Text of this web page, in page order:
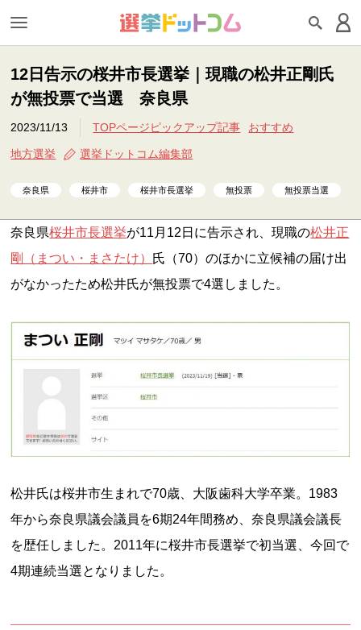
12日告示の桜井市長選挙｜現職の松井正剛氏
が無投票で当選 奈良県
2023/11/13 TOPページピックアップ記事 おすすめ
地方選挙 選挙ドットコム編集部
奈良県 桜井市 桜井市長選挙 無投票 無投票当選
奈良県桜井市長選挙が11月12日に告示され、現職の松井正
剛（まつい・まさたけ） 氏（70）のほかに立候補の届け出
がなかったため松井氏が無投票で4選しました。
松井氏は桜井市生まれで70歳、大阪歯科大学卒業。1983
年から奈良県議会議員を6期24年間務め、奈良県議会議長
を歴任しました。2011年に桜井市長選挙で初当選、今回で
4期連続当選となりました。